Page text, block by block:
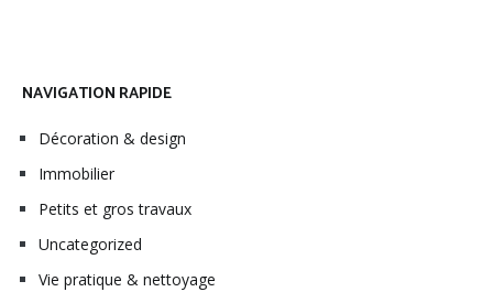
NAVIGATION RAPIDE
Décoration & design
Immobilier
Petits et gros travaux
Uncategorized
Vie pratique & nettoyage